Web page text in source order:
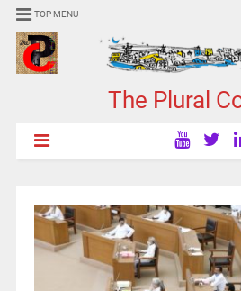
TOP MENU
The Plural